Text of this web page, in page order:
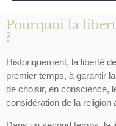
Pourquoi la
?
Historiquement, la liberté
premier temps, à garantir
de choisir, en conscience,
considération de la religion